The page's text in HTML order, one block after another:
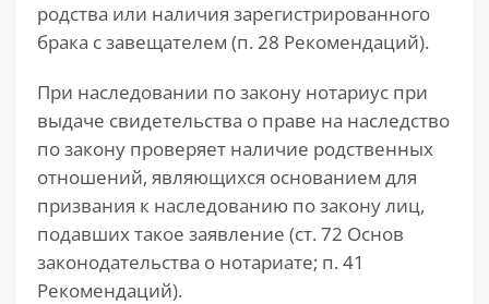
родства или наличия зарегистрированного
брака с завещателем (п. 28 Рекомендаций).
При наследовании по закону нотариус при
выдаче свидетельства о праве на наследство
по закону проверяет наличие родственных
отношений, являющихся основанием для
призвания к наследованию по закону лиц,
подавших такое заявление (ст. 72 Основ
законодательства о нотариате; п. 41
Рекомендаций).